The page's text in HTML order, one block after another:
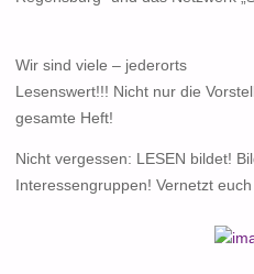
Wir sind viele – jederorts
Lesenswert!!! Nicht nur die
gesamte Heft!
Nicht vergessen: LESEN bildet!
Interessengruppen! Vernetzt